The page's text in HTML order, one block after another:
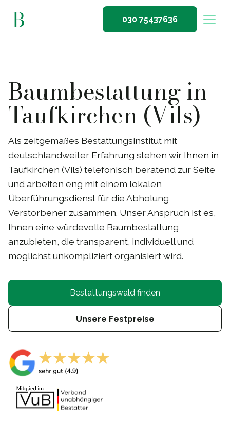
030 75437636
Baumbestattung in
Taufkirchen (Vils)
Als zeitgemäßes Bestattungsinstitut mit
deutschlandweiter Erfahrung stehen wir Ihnen in
Taufkirchen (Vils) telefonisch beratend zur Seite
und arbeiten eng mit einem lokalen
Überführungsdienst für die Abholung
Verstorbener zusammen. Unser Anspruch ist es,
Ihnen eine würdevolle Baumbestattung
anzubieten, die transparent, individuell und
möglichst unkompliziert organisiert wird.
Bestattungswald finden
Unsere Festpreise